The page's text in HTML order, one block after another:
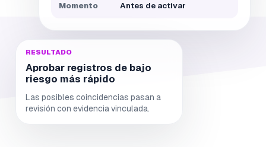
Momento Antes de activar
RESULTADO
Aprobar registros de bajo
riesgo más rápido
Las posibles coincidencias pasan a
revisión con evidencia vinculada.